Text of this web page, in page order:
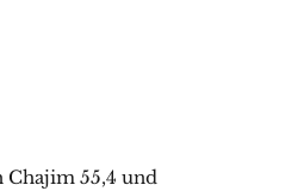
Chajim 55,4 und